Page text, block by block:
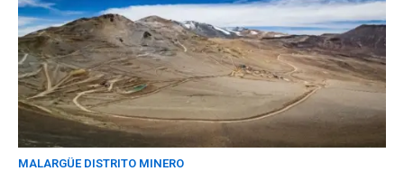
MALARGÜE DISTRITO MINERO